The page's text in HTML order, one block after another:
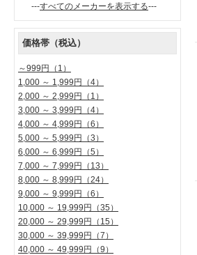
---すべてのメーカーを表示する---
価格帯（税込）
～999円
（1）
1,000 ～ 1,999円
（4）
2,000 ～ 2,999円
（1）
3,000 ～ 3,999円
（4）
4,000 ～ 4,999円
（6）
5,000 ～ 5,999円
（3）
6,000 ～ 6,999円
（5）
7,000 ～ 7,999円
（13）
8,000 ～ 8,999円
（24）
9,000 ～ 9,999円
（6）
10,000 ～ 19,999円
（35）
20,000 ～ 29,999円
（15）
30,000 ～ 39,999円
（7）
40,000 ～ 49,999円
（9）